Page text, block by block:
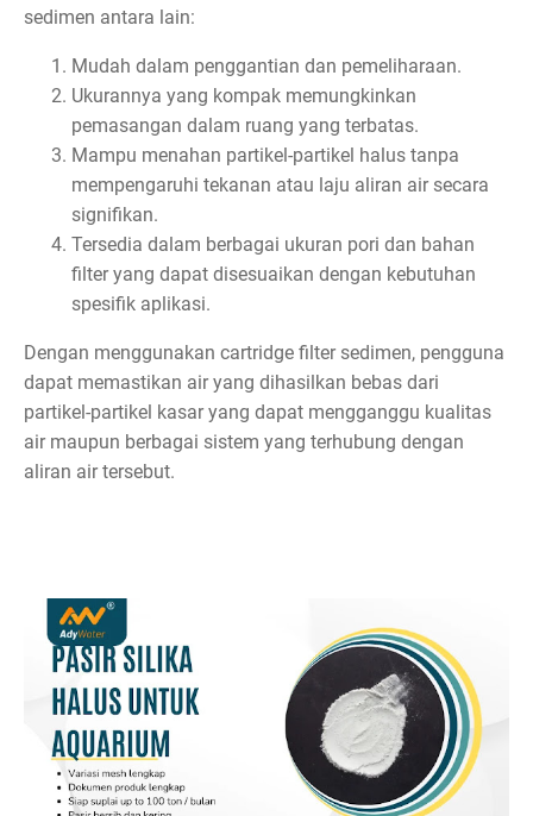
sedimen antara lain:
Mudah dalam penggantian dan pemeliharaan.
Ukurannya yang kompak memungkinkan
pemasangan dalam ruang yang terbatas.
Mampu menahan partikel-partikel halus tanpa
mempengaruhi tekanan atau laju aliran air secara
signifikan.
Tersedia dalam berbagai ukuran pori dan bahan
filter yang dapat disesuaikan dengan kebutuhan
spesifik aplikasi.
Dengan menggunakan cartridge filter sedimen, pengguna
dapat memastikan air yang dihasilkan bebas dari
partikel-partikel kasar yang dapat mengganggu kualitas
air maupun berbagai sistem yang terhubung dengan
aliran air tersebut.